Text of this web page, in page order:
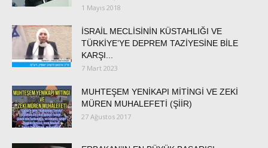
1 Mayıs 2018
İSRAİL MECLİSİNİN KÜSTAHLIĞI VE
TÜRKİYE’YE DEPREM TAZİYESİNE BİLE
KARŞI...
7 Mart 2023
MUHTEŞEM YENİKAPI MİTİNGİ VE ZEKİ
MÜREN MUHALEFETİ (ŞİİR)
27 Ağustos 2017